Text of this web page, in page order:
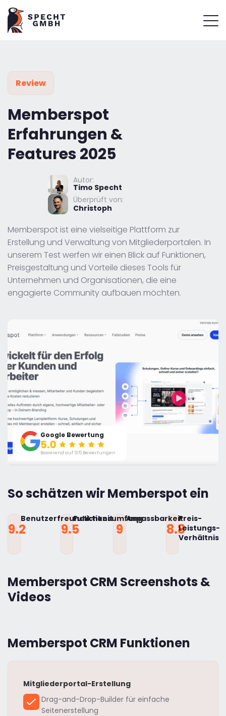
Review
Memberspot
Erfahrungen &
Features 2025
Autor:
Timo Specht
Überprüft von:
Christoph
Memberspot ist eine vielseitige Plattform zur
Erstellung und Verwaltung von Mitgliederportalen. In
unserem Test werfen wir einen Blick auf Funktionen,
Preisgestaltung und Vorteile dieses Tools für
Unternehmen und Organisationen, die eine
engagierte Community aufbauen möchten.
Google Bewertung
Basierend auf 315 Bewertungen
So schätzen wir Memberspot ein
9.2
Benutzerfreundlichkeit
9.5
Funktionsumfang
9
Anpassbarkeit
8.8
Preis-
Leistungs-
Verhältnis
Memberspot CRM Screenshots &
Videos
Memberspot CRM Funktionen
Mitgliederportal-Erstellung
Drag-and-Drop-Builder für einfache
Seitenerstellung